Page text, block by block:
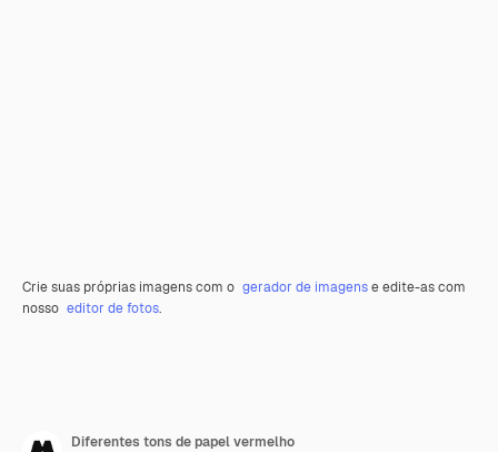
Crie suas próprias imagens com o gerador de imagense edite-as com
nosso editor de fotos.
Diferentes tons de papel vermelho